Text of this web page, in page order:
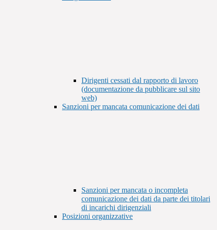
Dirigenti cessati dal rapporto di lavoro
(documentazione da pubblicare sul sito
web)
Sanzioni per mancata comunicazione dei dati
Sanzioni per mancata o incompleta
comunicazione dei dati da parte dei titolari
di incarichi dirigenziali
Posizioni organizzative